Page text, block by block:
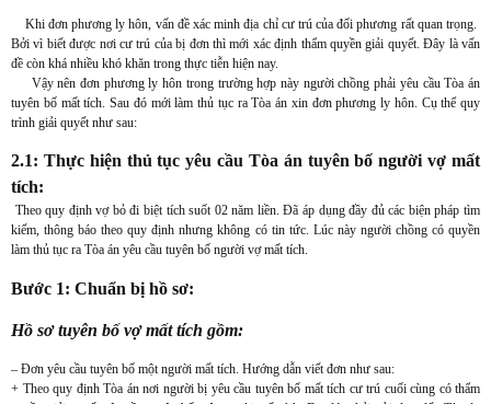
Khi đơn phương ly hôn, vấn đề xác minh địa chỉ cư trú của đối phương rất quan trọng.
Bởi vì biết được nơi cư trú của bị đơn thì mới xác định thẩm quyền giải quyết. Đây là vấn
đề còn khá nhiều khó khăn trong thực tiễn hiện nay.
Vậy nên đơn phương ly hôn trong trường hợp này người chồng phải yêu cầu Tòa án
tuyên bố mất tích. Sau đó mới làm thủ tục ra Tòa án xin đơn phương ly hôn. Cụ thể quy
trình giải quyết như sau:
2.1: Thực hiện thủ tục yêu cầu Tòa án tuyên bố người vợ mất
tích:
Theo quy định vợ bỏ đi biệt tích suốt 02 năm liền. Đã áp dụng đầy đủ các biện pháp tìm
kiếm, thông báo theo quy định nhưng không có tin tức. Lúc này người chồng có quyền
làm thủ tục ra Tòa án yêu cầu tuyên bố người vợ mất tích.
Bước 1: Chuẩn bị hồ sơ:
Hồ sơ tuyên bố vợ mất tích gồm:
– Đơn yêu cầu tuyên bố một người mất tích. Hướng dẫn viết đơn như sau:
+ Theo quy định Tòa án nơi người bị yêu cầu tuyên bố mất tích cư trú cuối cùng có thẩm